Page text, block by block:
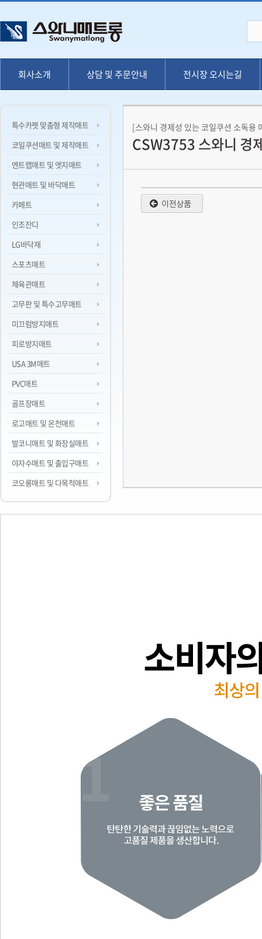
회사소개 상담 및 주문안내 전시장 오시는길
특수카펫 맞춤형 제작매트
코일쿠션매트 및 제작매트
엔트랩매트 및 엣지매트
현관매트 및 바닥매트
카페트
인조잔디
LG바닥재
스포츠매트
체육관매트
고무판 및 특수고무매트
미끄럼방지매트
피로방지매트
USA 3M매트
PVC매트
골프장매트
로고매트 및 온천매트
발코니매트 및 화장실매트
야자수매트 및 출입구매트
코오롱매트 및 다목적매트
[스와니 경제성 있는 코일쿠션 소독용
CSW3753 스와니 경